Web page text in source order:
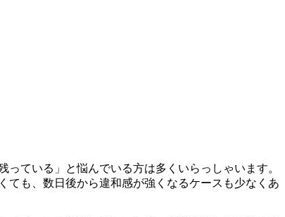
ている」と悩んでいる方は多くいらっしゃいます。
ても、数日後から違和感が強くなるケースも少なくあ